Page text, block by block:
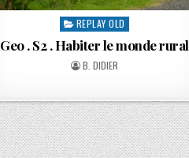
REPLAY OLD
Geo . S2 . Habiter le monde rural
B. DIDIER